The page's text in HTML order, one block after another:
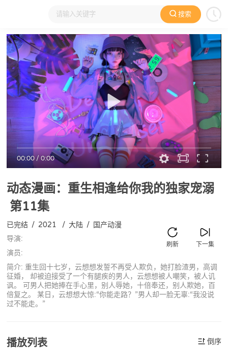
搜索
大家在看 日本动漫 国产动漫 欧美动漫 动漫电影
00:00/0:00
动态漫画：重生相逢给你我的独家宠溺
第11集
下一集
刷新
已完结 / 2021 / 大陆 / 国产动漫
导演:
演员:
简介: 重生回十七岁，云想想发誓不再受人欺负，她打脸渣男，高调
征婚， 却被迫接受了一个有腿疾的男人，云想想被人嘲笑，被人讥
讽。 可男人把她捧在手心里，别人辱她，十倍奉还，别人欺她，百
倍复之。 某日，云想想大惊:“你能走路？”男人却一脸无辜:“我没说
过不能走。”
播放列表 倒序